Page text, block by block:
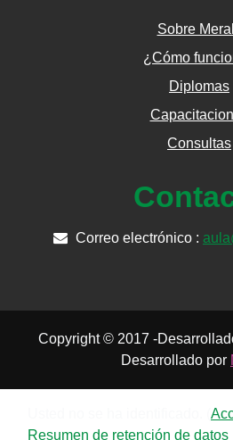
Sobre
¿Cómo
Diplomas
Consultas
Correo electrónico :
Copyright © 2017 -
Desarrollado por
Resumen de retención de datos